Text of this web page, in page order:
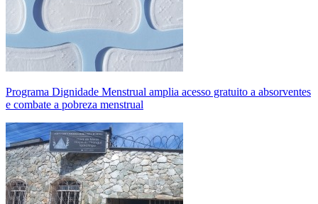
Programa Dignidade Menstrual amplia acesso gratuito a absorventes
e combate a pobreza menstrual